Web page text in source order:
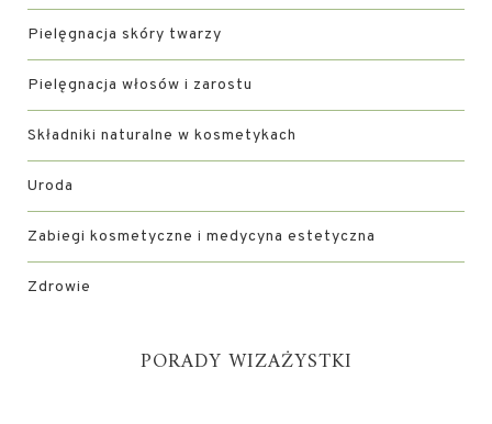
Pielęgnacja skóry twarzy
Pielęgnacja włosów i zarostu
Składniki naturalne w kosmetykach
Uroda
Zabiegi kosmetyczne i medycyna estetyczna
Zdrowie
PORADY WIZAŻYSTKI